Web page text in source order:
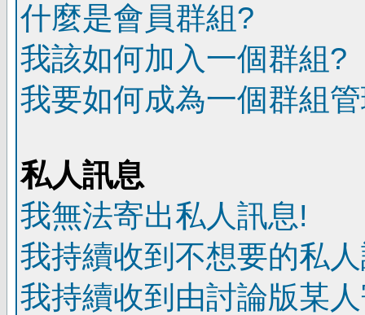
什麼是會員群組?
我該如何加入一個群組?
我要如何成為一個群組
私人訊息
我無法寄出私人訊息!
我持續收到不想要的私
我持續收到由討論版某